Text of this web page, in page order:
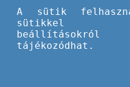
és
Nem
A sütik
sütikkel
beállításokról
tájékozódhat.